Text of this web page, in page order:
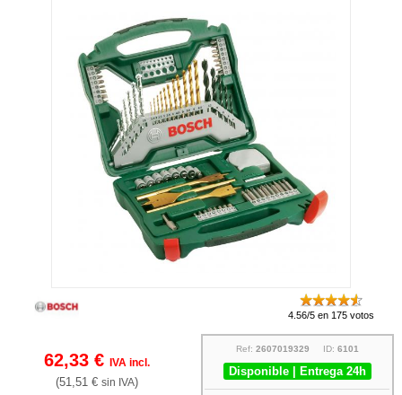
4.56/5 en 175 votos
62,33 € IVA incl.
(51,51 € sin IVA)
Ref: 2607019329 ID: 6101
Disponible | Entrega 24h